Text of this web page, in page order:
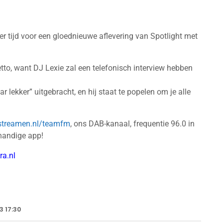
tijd voor een gloednieuwe aflevering van Spotlight met
want DJ Lexie zal een telefonisch interview hebben
lekker” uitgebracht, en hij staat te popelen om je alle
teamfm, ons DAB-kanaal, frequentie 96.0 in
app!
17:30